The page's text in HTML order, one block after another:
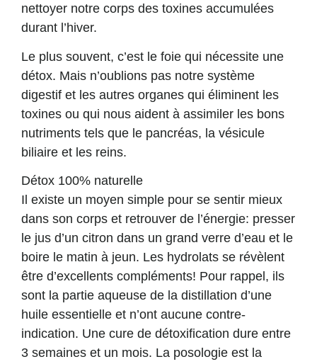
nettoyer notre corps des toxines accumulées
durant l’hiver.
Le plus souvent, c’est le foie qui nécessite une
détox. Mais n’oublions pas notre système
digestif et les autres organes qui éliminent les
toxines ou qui nous aident à assimiler les bons
nutriments tels que le pancréas, la vésicule
biliaire et les reins.
Détox 100% naturelle
Il existe un moyen simple pour se sentir mieux
dans son corps et retrouver de l’énergie: presser
le jus d’un citron dans un grand verre d’eau et le
boire le matin à jeun. Les hydrolats se révèlent
être d’excellents compléments! Pour rappel, ils
sont la partie aqueuse de la distillation d’une
huile essentielle et n’ont aucune contre-
indication. Une cure de détoxification dure entre
3 semaines et un mois. La posologie est la